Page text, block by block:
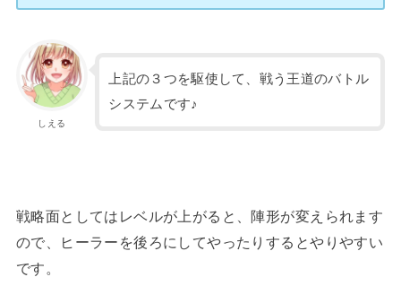
しえる
上記の３つを駆使して、戦う王道のバトル
システムです♪
戦略面としてはレベルが上がると、陣形が変えられます
ので、ヒーラーを後ろにしてやったりするとやりやすい
です。